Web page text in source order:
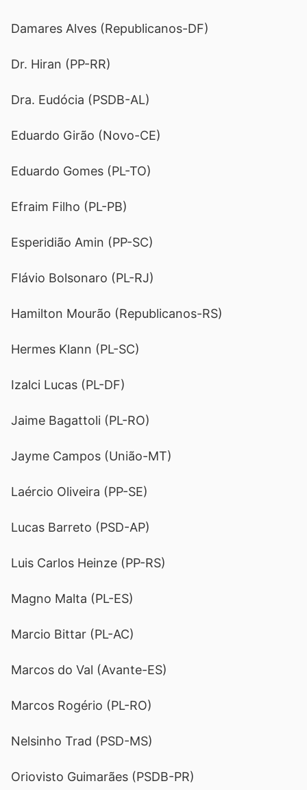
Damares Alves (Republicanos-DF)
Dr. Hiran (PP-RR)
Dra. Eudócia (PSDB-AL)
Eduardo Girão (Novo-CE)
Eduardo Gomes (PL-TO)
Efraim Filho (PL-PB)
Esperidião Amin (PP-SC)
Flávio Bolsonaro (PL-RJ)
Hamilton Mourão (Republicanos-RS)
Hermes Klann (PL-SC)
Izalci Lucas (PL-DF)
Jaime Bagattoli (PL-RO)
Jayme Campos (União-MT)
Laércio Oliveira (PP-SE)
Lucas Barreto (PSD-AP)
Luis Carlos Heinze (PP-RS)
Magno Malta (PL-ES)
Marcio Bittar (PL-AC)
Marcos do Val (Avante-ES)
Marcos Rogério (PL-RO)
Nelsinho Trad (PSD-MS)
Oriovisto Guimarães (PSDB-PR)